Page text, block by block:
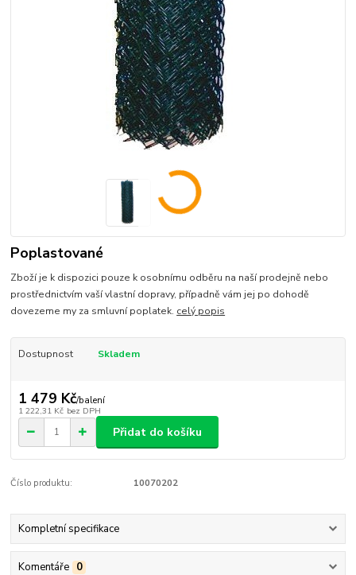
Poplastované
Zboží je k dispozici pouze k osobnímu odběru na naší prodejně nebo
prostřednictvím vaší vlastní dopravy, případně vám jej po dohodě
dovezeme my za smluvní poplatek. celý popis
Dostupnost Skladem
1 479 Kč/balení
1 222,31 Kč bez DPH
Přidat do košíku
Číslo produktu: 10070202
Kompletní specifikace
Komentáře 0